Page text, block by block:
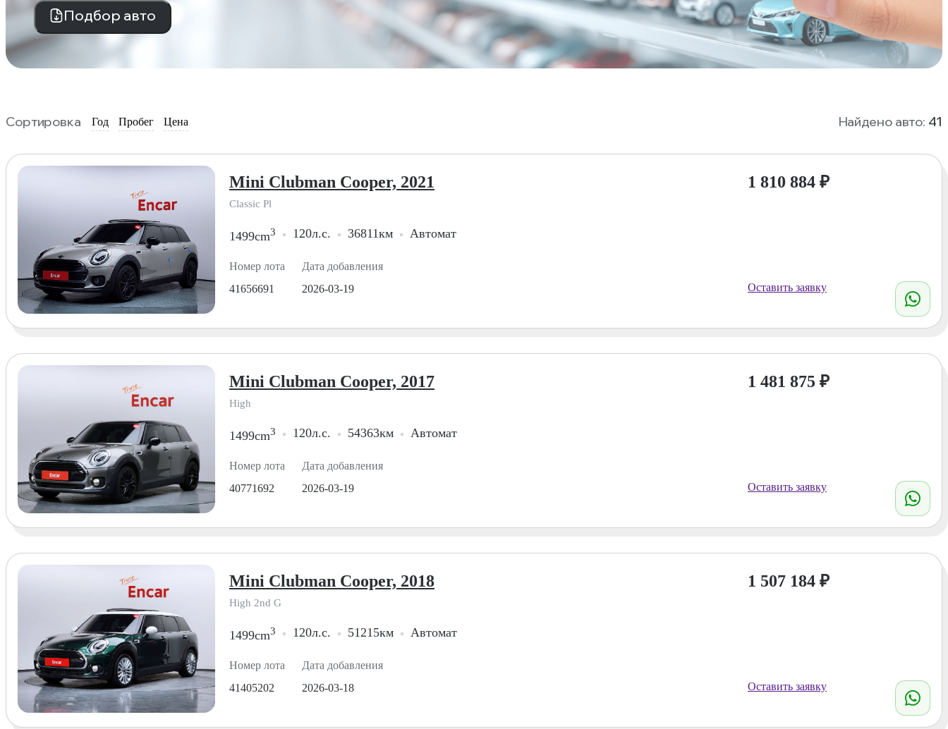
Подбор авто
Сортировка Год Пробег Цена Найдено авто: 41
Mini Clubman Cooper, 2021
Classic Pl
1499cm3 120л.с. 36811км Автомат
Номер лота
41656691
Дата добавления
2026-03-19
1 810 884 ₽
Оставить заявку
Mini Clubman Cooper, 2017
High
1499cm3 120л.с. 54363км Автомат
Номер лота
40771692
Дата добавления
2026-03-19
1 481 875 ₽
Оставить заявку
Mini Clubman Cooper, 2018
High 2nd G
1499cm3 120л.с. 51215км Автомат
Номер лота
41405202
Дата добавления
2026-03-18
1 507 184 ₽
Оставить заявку